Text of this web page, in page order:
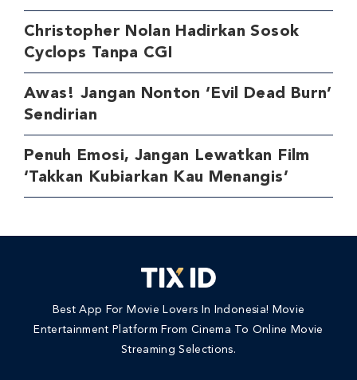
Christopher Nolan Hadirkan Sosok
Cyclops Tanpa CGI
Awas! Jangan Nonton ‘Evil Dead Burn’
Sendirian
Penuh Emosi, Jangan Lewatkan Film
‘Takkan Kubiarkan Kau Menangis’
Best App For Movie Lovers In Indonesia! Movie
Entertainment Platform From Cinema To Online Movie
Streaming Selections.